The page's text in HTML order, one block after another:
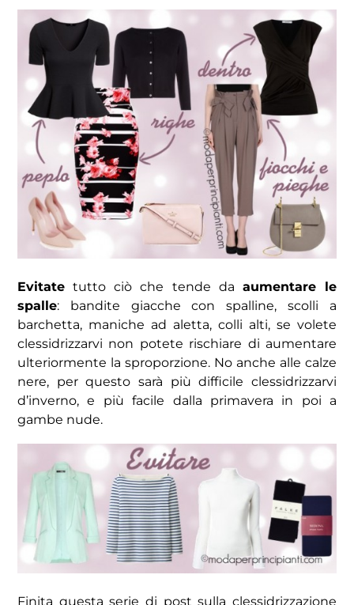
Evitate tutto ciò che tende da aumentare le
spalle: bandite giacche con spalline, scolli a
barchetta, maniche ad aletta, colli alti, se volete
clessidrizzarvi non potete rischiare di aumentare
ulteriormente la sproporzione. No anche alle calze
nere, per questo sarà più difficile clessidrizzarvi
d’inverno, e più facile dalla primavera in poi a
gambe nude.
Finita questa serie di post sulla clessidrizzazione